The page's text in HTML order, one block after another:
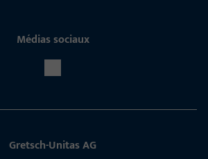
Médias sociaux
Gretsch-Unitas AG